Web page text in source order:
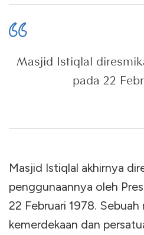
Masjid Istiqlal
pada 22
Masjid Istiqlal akhirnya
penggunaannya oleh
22 Februari 1978.
kemerdekaan dan